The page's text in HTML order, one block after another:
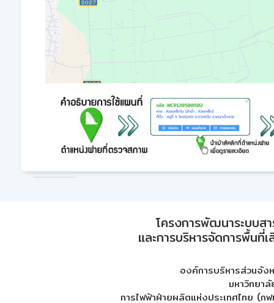
โครงการพัฒนาระบบส
และการบริหารจัดการพื้นที่
องค์การบริหารส่วนจัง
มหาวิทยา
การไฟฟ้าฝ่ายผลิตแห่งประเทศไทย (กฟ